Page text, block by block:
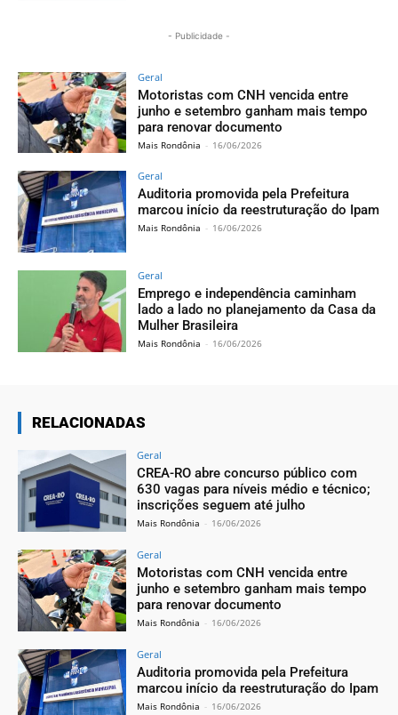
- Publicidade -
Geral
Motoristas com CNH vencida entre
junho e setembro ganham mais tempo
para renovar documento
Mais Rondônia - 16/06/2026
Geral
Auditoria promovida pela Prefeitura
marcou início da reestruturação do Ipam
Mais Rondônia - 16/06/2026
Geral
Emprego e independência caminham
lado a lado no planejamento da Casa da
Mulher Brasileira
Mais Rondônia - 16/06/2026
RELACIONADAS
Geral
CREA-RO abre concurso público com
630 vagas para níveis médio e técnico;
inscrições seguem até julho
Mais Rondônia - 16/06/2026
Geral
Motoristas com CNH vencida entre
junho e setembro ganham mais tempo
para renovar documento
Mais Rondônia - 16/06/2026
Geral
Auditoria promovida pela Prefeitura
marcou início da reestruturação do Ipam
Mais Rondônia - 16/06/2026